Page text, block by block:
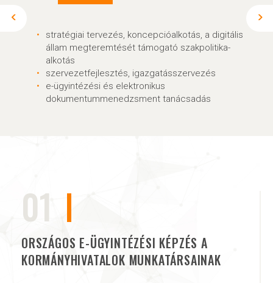
stratégiai tervezés, koncepcióalkotás, a digitális
állam megteremtését támogató szakpolitika-
alkotás
szervezetfejlesztés, igazgatásszervezés
e-ügyintézési és elektronikus
dokumentummenedzsment tanácsadás
01
ORSZÁGOS E-ÜGYINTÉZÉSI KÉPZÉS A
KORMÁNYHIVATALOK MUNKATÁRSAINAK